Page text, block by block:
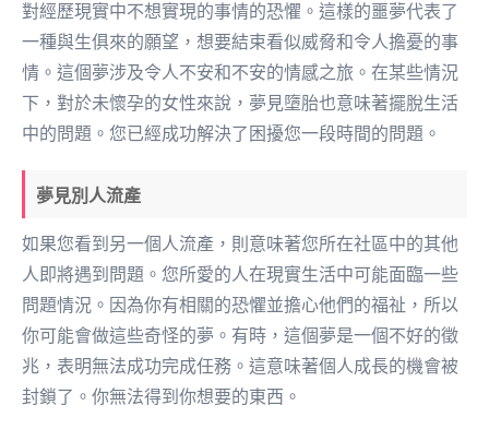
對經歷現實中不想實現的事情的恐懼。這樣的噩夢代表了
一種與生俱來的願望，想要結束看似威脅和令人擔憂的事
情。這個夢涉及令人不安和不安的情感之旅。在某些情況
下，對於未懷孕的女性來說，夢見墮胎也意味著擺脫生活
中的問題。您已經成功解決了困擾您一段時間的問題。
夢見別人流產
如果您看到另一個人流產，則意味著您所在社區中的其他
人即將遇到問題。您所愛的人在現實生活中可能面臨一些
問題情況。因為你有相關的恐懼並擔心他們的福祉，所以
你可能會做這些奇怪的夢。有時，這個夢是一個不好的徵
兆，表明無法成功完成任務。這意味著個人成長的機會被
封鎖了。你無法得到你想要的東西。